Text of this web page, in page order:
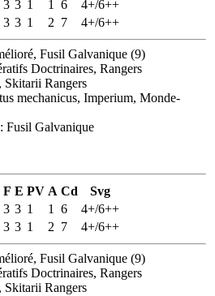
3 3 1 1 6
4+/6++
3 3 1 2 7 4+/6++
Fusil Galvanique (9)
Doctrinaires, Rangers
Skitarii Rangers
mechanicus, Imperium, Monde-
Fusil Galvanique
F E PV A Cd
Svg
3 3 1 1 6
4+/6++
3 3 1 2 7 4+/6++
Fusil Galvanique (9)
Doctrinaires, Rangers
Skitarii Rangers